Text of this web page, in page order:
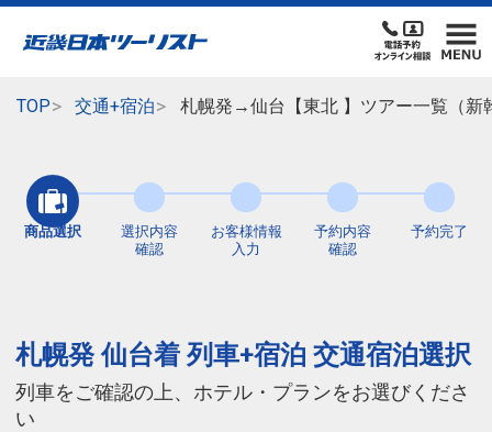
TOP 交通+宿泊 札幌発→仙台【東北 】ツアー一覧（新
商品選択
選択内容
確認
お客様情報
入力
予約内容
確認
予約完了
札幌発 仙台着 列車+宿泊 交通宿泊選択
列車をご確認の上、ホテル・プランをお選びくださ
い